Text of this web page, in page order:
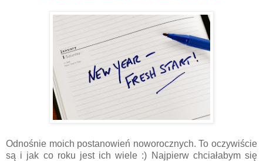
Odnośnie moich postanowień noworocznych. To oczywiście
są i jak co roku jest ich wiele :) Najpierw chciałabym się